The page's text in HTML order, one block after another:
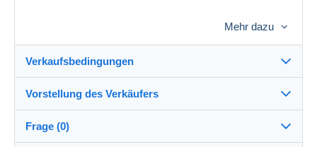
Lieu de Fabrication : Union Europeenne
Remise en mains propres possible, sur rendez
vous, soit sur Saint Maur des Fosses (Val de
Nous assurons une expedition
apres reception de votre reglement.
Nous groupons bien evidemment les achats pour
Mehr dazu
Verkaufsbedingungen
Verkaufsbedingungen im Detail
Vorstellung des Verkäufers
lescollectophiles100%(9025x)
Frage (0)